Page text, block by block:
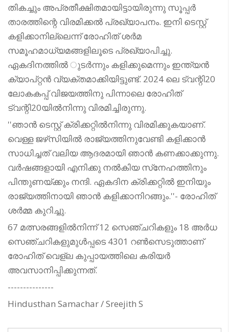
തികച്ചും അപ്രതീക്ഷിതമായിട്ടായിരുന്നു സൂപ്പര്‍
താരത്തിന്റെ വിരമിക്കല്‍ പ്രഖ്യാപനം. ഇനി ടെസ്റ്റ്
കളിക്കാനില്ലെന്ന് രോഹിത് ശര്‍മ
സമൂഹമാധ്യമങ്ങളിലൂടെ പ്രഖ്യാപിച്ചു.
ഏകദിനത്തില്‍ ുടര്‍ന്നും കളിക്കുമെന്നും ഇന്ത്യന്‍
ക്യാപ്റ്റന്‍ വ്യക്തമാക്കിയിട്ടുണ്ട്. 2024 ലെ ട്വന്റി20
ലോകകപ്പ് വിജയത്തിനു പിന്നാലെ രോഹിത്
ട്വന്റി20യില്‍നിന്നു വിരമിച്ചിരുന്നു.
''ഞാന്‍ ടെസ്റ്റ് ക്രിക്കറ്റില്‍നിന്നു വിരമിക്കുകയാണ്.
വെള്ള ജഴ്‌സിയില്‍ രാജ്യത്തിനുവേണ്ടി കളിക്കാന്‍
സാധിച്ചത് വലിയ ആദരമായി ഞാന്‍ കണക്കാക്കുന്നു.
വര്‍ഷങ്ങളായി എനിക്കു നല്‍കിയ സ്‌നേഹത്തിനും
പിന്തുണയ്ക്കും നന്ദി. ഏകദിന ക്രിക്കറ്റില്‍ ഇനിയും
രാജ്യത്തിനായി ഞാന്‍ കളിക്കാനിറങ്ങും.''- രോഹിത്
ശര്‍മ്മ കുറിച്ചു.
67 മത്സരങ്ങളില്‍നിന്ന് 12 സെഞ്ചറികളും 18 അര്‍ധ
സെഞ്ചറികളുമുള്‍പ്പടെ 4301 റണ്‍സെടുത്താണ്
രോഹിത് വെള്‌ല കുപ്പായത്തിലെ കരിയര്‍
അവസാനിപ്പിക്കുന്നത്.
---------------
Hindusthan Samachar / Sreejith S